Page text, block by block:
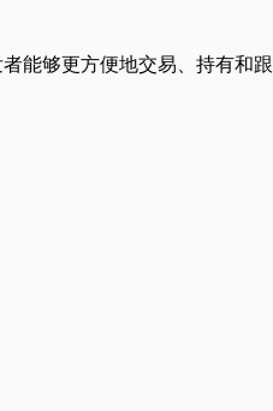
能够更方便地交易、持有和